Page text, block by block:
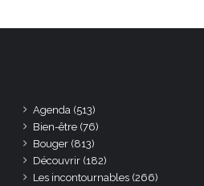
Agenda (513)
Bien-être (76)
Bouger (813)
Découvrir (182)
Les incontournables (266)